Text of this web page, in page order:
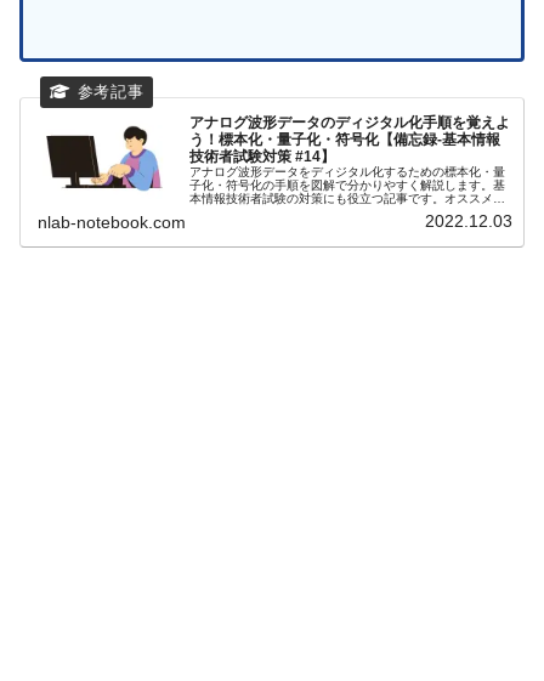
アナログ波形データのディジタル化手順を覚えよ
う！標本化・量子化・符号化【備忘録-基本情報
技術者試験対策 #14】
アナログ波形データをディジタル化するための標本化・量
子化・符号化の手順を図解で分かりやすく解説します。基
本情報技術者試験の対策にも役立つ記事です。オススメの
nlab-notebook.com 2022.12.03